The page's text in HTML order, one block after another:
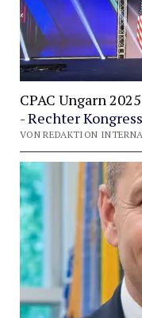
CPAC Ungarn
-Rechter Kongress
VON REDAKTION